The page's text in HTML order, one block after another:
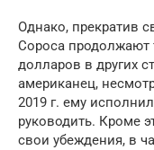
Однако, прекратив
Сороса продолжают
долларов в других
американец,
2019 г. ему
руководить. Кроме
свои убеждения, в